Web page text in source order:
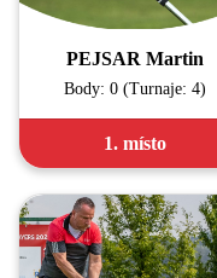
PEJSAR Martin
Body: 0 (Turnaje: 4)
1. místo